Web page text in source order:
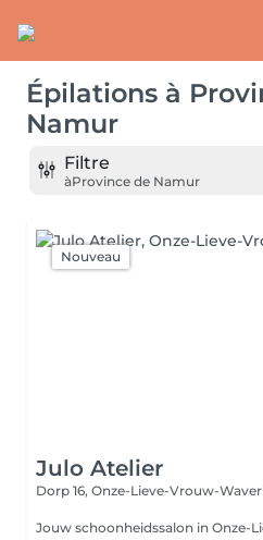
Épilations à
Namur
Filtre
àProvince de Namur
Nouveau
Julo Atelier
Dorp 16, Onze-Lieve-Vrouw-Waver
Jouw schoonheidssalon in Onze-